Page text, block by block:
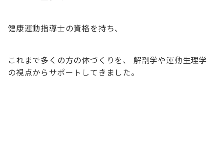
健康運動指導士の資格を持ち、
これまで多くの方の体づくりを、 解剖学や運動生理学
の視点からサポートしてきました。